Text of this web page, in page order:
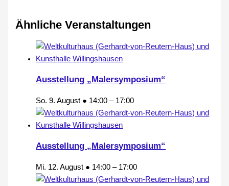
Ähnliche Veranstaltungen
Ausstellung „Malersymposium“
So. 9. August ● 14:00 – 17:00
Ausstellung „Malersymposium“
Mi. 12. August ● 14:00 – 17:00